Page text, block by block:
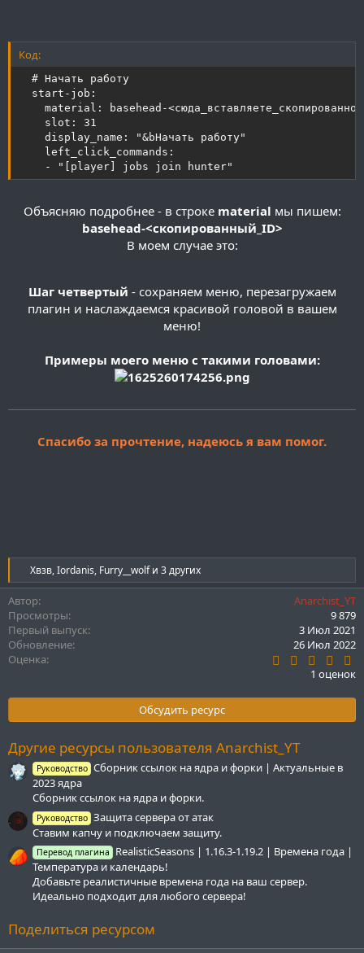
Код:
  # Начать работу
  start-job:
material: basehead-
    slot: 31
    display_name: "&bНачать работу"
    left_click_commands:
    - "[player] jobs join hunter"
Объясняю подробнее - в строке material мы пишем:
basehead-<скопированный_ID>
В моем случае это:
Шаг четвертый - сохраняем меню, перезагружаем
плагин и наслаждаемся красивой головой в вашем
меню!
Примеры моего меню с такими головами:
Спасибо за прочтение, надеюсь я вам помог.
Р
е
к
ц
и
и
:
Хвзв,Iordanis, Furry__wolfи 3 других
Автор
Anarchist_YT
Просмотры
9 879
Первый выпуск
3 Июл 2021
Обновление
26 Июл 2022
Оценка
0
0
в
1 оценок
Обсудить ресурс
Другие ресурсы пользователя Anarchist_YT
Руководство Cборник ссылок на ядра и форки | Актуальные в
2023 ядра
Сборник ссылок на ядра и форки.
Руководство Защита сервера от атак
Ставим капчу и подключаем защиту.
Перевод плагина
RealisticSeasons | 1.16.3-1.19.2 | Времена года |
Температура и календарь!
Добавьте реалистичные времена года на ваш сервер.
Идеально подходит для любого сервера!
Поделиться ресурсом